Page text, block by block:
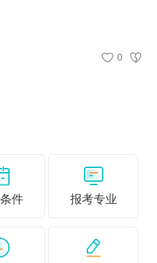
0
件 报考专业